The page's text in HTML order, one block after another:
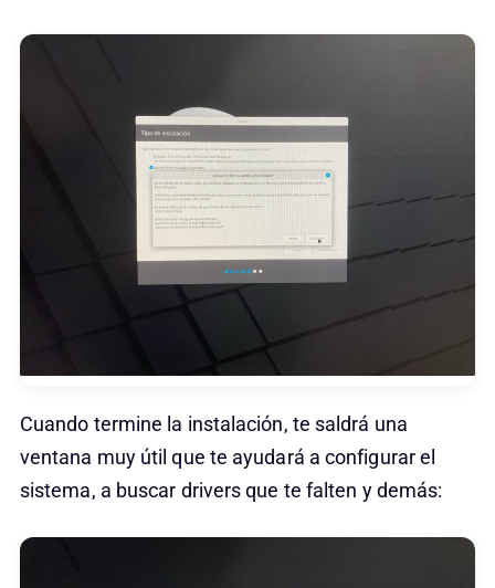
Cuando termine la instalación, te saldrá una
ventana muy útil que te ayudará a configurar el
sistema, a buscar drivers que te falten y demás: